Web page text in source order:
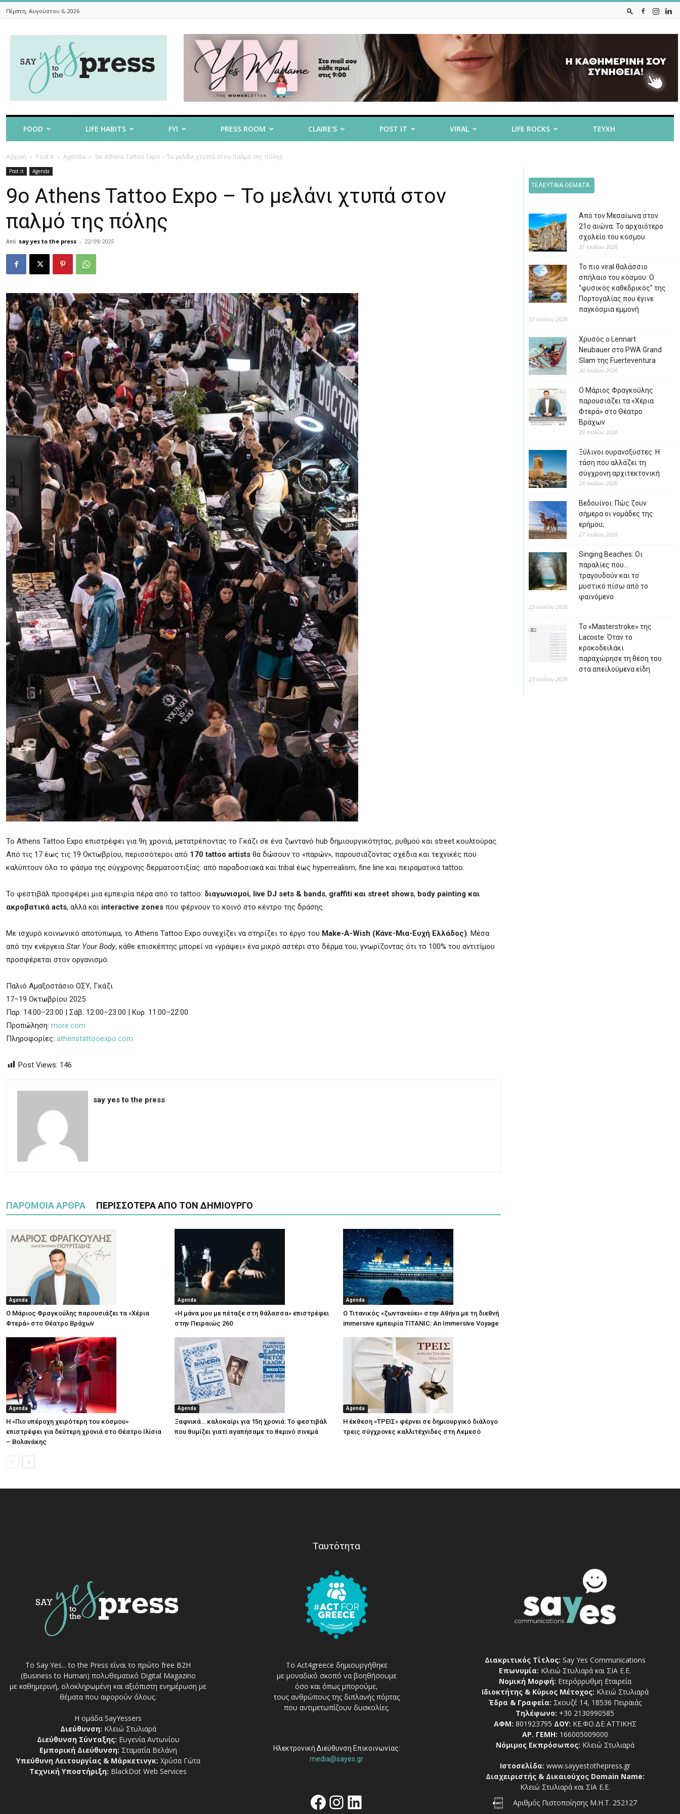
Πέμπτη, Αυγούστου 6, 2026
To
The
FOOD LIFE HABITS FYI PRESS ROOM CLAIRE’S POST IT VIRAL LIFE ROCKS ΤΕΥΧΗ
Αρχική Post it Agenda 9ο Athens Tattoo Expo – Το μελάνι χτυπά στον παλμό της πόλης
Post it Agenda
9ο Athens Tattoo Expo – Το μελάνι χτυπά στον
παλμό της πόλης
Από say yes to the press - 22/09/2025
Το Athens Tattoo Expo επιστρέφει για 9η χρονιά, μετατρέποντας το Γκάζι σε ένα ζωντανό hub δημιουργικότητας, ρυθμού και street κουλτούρας.
Από τις 17 έως τις 19 Οκτωβρίου, περισσότεροι από 170 tattoo artists θα δώσουν το «παρών», παρουσιάζοντας σχέδια και τεχνικές που
καλύπτουν όλο το φάσμα της σύγχρονης δερματοστιξίας: από παραδοσιακά και tribal έως hyperrealism, fine line και πειραματικά tattoo.
Το φεστιβάλ προσφέρει μια εμπειρία πέρα από το tattoo: διαγωνισμοί, live DJ sets & bands, graffiti και street shows, body painting και
ακροβατικά acts, αλλά και interactive zones που φέρνουν το κοινό στο κέντρο της δράσης.
Με ισχυρό κοινωνικό αποτύπωμα, το Athens Tattoo Expo συνεχίζει να στηρίζει το έργο του Make-A-Wish (Κάνε-Μια-Ευχή Ελλάδος). Μέσα
από την ενέργεια Star Your Body, κάθε επισκέπτης μπορεί να «γράψει» ένα μικρό αστέρι στο δέρμα του, γνωρίζοντας ότι το 100% του αντιτίμου
προσφέρεται στον οργανισμό.
Παλιό Αμαξοστάσιο ΟΣΥ, Γκάζι
17–19 Οκτωβρίου 2025
Παρ. 14:00–23:00 | Σάβ. 12:00–23:00 | Κυρ. 11:00–22:00
Προπώληση: more.com
Πληροφορίες: athenstattooexpo.com
Post Views: 146
say yes to the press
ΠΑΡΟΜΟΙΑ ΑΡΘΡΑ ΠΕΡΙΣΣΟΤΕΡΑ ΑΠΟ ΤΟΝ ΔΗΜΙΟΥΡΓΟ
Agenda
Ο Μάριος Φραγκούλης παρουσιάζει τα «Χέρια
Φτερά» στο Θέατρο Βράχων
Agenda
«Η μάνα μου με πέταξε στη θάλασσα» επιστρέφει
στην Πειραιώς 260
Agenda
Ο Τιτανικός «ζωντανεύει» στην Αθήνα με τη διεθνή
immersive εμπειρία TITANIC: An Immersive Voyage
Agenda
Η «Πιο υπέροχη χειρότερη του κόσμου»
επιστρέφει για δεύτερη χρονιά στο Θέατρο Ιλίσια
– Βολανάκης
Agenda
Ξαφνικά… καλοκαίρι για 15η χρονιά: Το φεστιβάλ
που θυμίζει γιατί αγαπήσαμε το θερινό σινεμά
Agenda
Η έκθεση «ΤΡΕΙΣ» φέρνει σε δημιουργικό διάλογο
τρεις σύγχρονες καλλιτέχνιδες στη Λεμεσό
ΤΕΛΕΥΤΑΙΑ ΘΕΜΑΤΑ
Από τον Μεσαίωνα στον
21ο αιώνα: Το αρχαιότερο
σχολείο του κόσμου
31 Ιουλίου 2026
Το πιο viral θαλάσσιο
σπήλαιο του κόσμου: Ο
“φυσικός καθεδρικός” της
Πορτογαλίας που έγινε
παγκόσμια εμμονή
31 Ιουλίου 2026
Χρυσός ο Lennart
Neubauer στο PWA Grand
Slam της Fuerteventura
30 Ιουλίου 2026
Ο Μάριος Φραγκούλης
παρουσιάζει τα «Χέρια
Φτερά» στο Θέατρο
Βράχων
29 Ιουλίου 2026
Ξύλινοι ουρανοξύστες: Η
τάση που αλλάζει τη
σύγχρονη αρχιτεκτονική
28 Ιουλίου 2026
Βεδουίνοι: Πώς ζουν
σήμερα οι νομάδες της
ερήμου;
27 Ιουλίου 2026
Singing Beaches: Οι
παραλίες που…
τραγουδούν και το
μυστικό πίσω από το
φαινόμενο
23 Ιουλίου 2026
Το «Masterstroke» της
Lacoste: Όταν το
κροκοδειλάκι
παραχώρησε τη θέση του
στα απειλούμενα είδη
23 Ιουλίου 2026
Το Say Yes... to the Press είναι το πρώτο free Β2Η
(Business to Human) πολυθεματικό Digital Magazino
με καθημερινή, ολοκληρωμένη και αξιόπιστη ενημέρωση με
θέματα που αφορούν όλους.
Η ομάδα SayYessers
Διεύθυνση: Κλειώ Στυλιαρά
Διεύθυνση Σύνταξης: Ευγενία Αντωνίου
Εμπορική Διεύθυνση: Σταματία Βελάνη
Υπεύθυνη Λειτουργίας & Μάρκετινγκ: Χρύσα Γώτα
Τεχνική Υποστήριξη: BlackDot Web Services
Ταυτότητα
Το Act4greece δημιουργήθηκε
με μοναδικό σκοπό να βοηθήσουμε
όσο και όπως μπορούμε,
τους ανθρώπους της διπλανής πόρτας
που αντιμετωπίζουν δυσκολίες.
Ηλεκτρονική Διεύθυνση Επικοινωνίας:
media@sayes.gr
Facebook
Instagram
Linkedin
Διακριτικός Τίτλος: Say Yes Communications
Επωνυμία: Κλειώ Στυλιαρά και ΣΙΑ Ε.Ε.
Νομική Μορφή: Ετερόρρυθμη Εταιρεία
Ιδιοκτήτης & Κύριος Μέτοχος: Κλειώ Στυλιαρά
Έδρα & Γραφεία: Σκουζέ 14, 18536 Πειραιάς
Τηλέφωνο: +30 2130990585
ΑΦΜ: 801923795 ΔΟΥ: ΚΕ.ΦΟ.ΔΕ ΑΤΤΙΚΗΣ
ΑΡ. ΓΕΜΗ: 166005009000
Νόμιμος Εκπρόσωπος: Κλειώ Στυλιαρά
Ιστοσελίδα: www.sayyestothepress.gr
Διαχειριστής & Δικαιούχος Domain Name:
Κλειώ Στυλιαρά και ΣΙΑ Ε.Ε.
Αριθμός Πιστοποίησης Μ.Η.Τ. 252127